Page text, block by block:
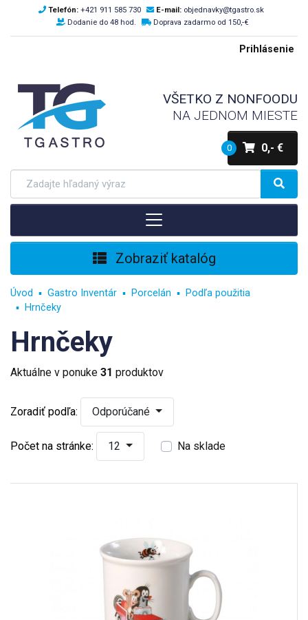
Telefón: +421 911 585 730 E-mail: objednavky@tgastro.sk
Dodanie do 48 hod.
Doprava zadarmo od 150,-€
Prihlásenie
VŠETKO Z NONFOODU
NA JEDNOM MIESTE
0 0,- €
Zobraziť katalóg
Úvod Gastro Inventár Porcelán
Podľa použitia
Hrnčeky
Hrnčeky
Aktuálne v ponuke 31 produktov
Zoradiť podľa: Odporúčané
Počet na stránke: 12 Na sklade